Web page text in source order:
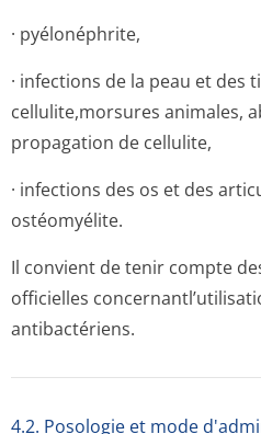
· pyélonéphrite,
· infections de la peau et des
cellulite,morsures animales,
propagation de cellulite,
· infections des os et des
ostéomyélite.
Il convient de tenir compte
officielles
antibactériens.
4.2. Posologie et mode